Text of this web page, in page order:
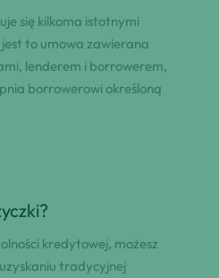
się kilkoma istotnymi
to umowa zawierana
lenderem i borrowerem,
borrowerowi określoną
kredytowej, możesz
tradycyjnej